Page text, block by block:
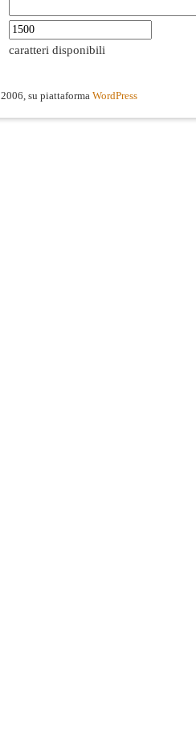
caratteri disponibili
2006, su piattaforma WordPress